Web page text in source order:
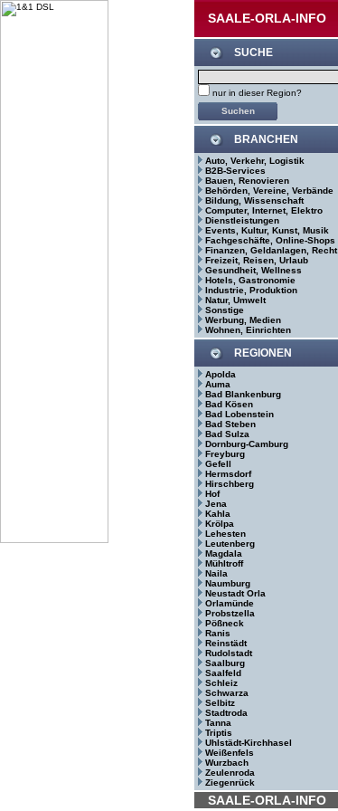
SAALE-ORLA-INFO
SUCHE
nur in dieser Region?
BRANCHEN
Auto, Verkehr, Logistik
B2B-Services
Bauen, Renovieren
Behörden, Vereine, Verbände
Bildung, Wissenschaft
Computer, Internet, Elektro
Dienstleistungen
Events, Kultur, Kunst, Musik
Fachgeschäfte, Online-Shops
Finanzen, Geldanlagen, Recht
Freizeit, Reisen, Urlaub
Gesundheit, Wellness
Hotels, Gastronomie
Industrie, Produktion
Natur, Umwelt
Sonstige
Werbung, Medien
Wohnen, Einrichten
REGIONEN
Apolda
Auma
Bad Blankenburg
Bad Kösen
Bad Lobenstein
Bad Steben
Bad Sulza
Dornburg-Camburg
Freyburg
Gefell
Hermsdorf
Hirschberg
Hof
Jena
Kahla
Krölpa
Lehesten
Leutenberg
Magdala
Mühltroff
Naila
Naumburg
Neustadt Orla
Orlamünde
Probstzella
Pößneck
Ranis
Reinstädt
Rudolstadt
Saalburg
Saalfeld
Schleiz
Schwarza
Selbitz
Stadtroda
Tanna
Triptis
Uhlstädt-Kirchhasel
Weißenfels
Wurzbach
Zeulenroda
Ziegenrück
SAALE-ORLA-INFO